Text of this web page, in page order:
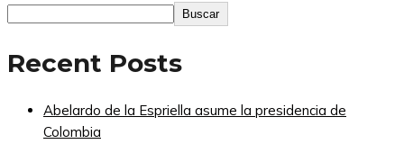
Buscar
Recent Posts
Abelardo de la Espriella asume la presidencia de
Colombia